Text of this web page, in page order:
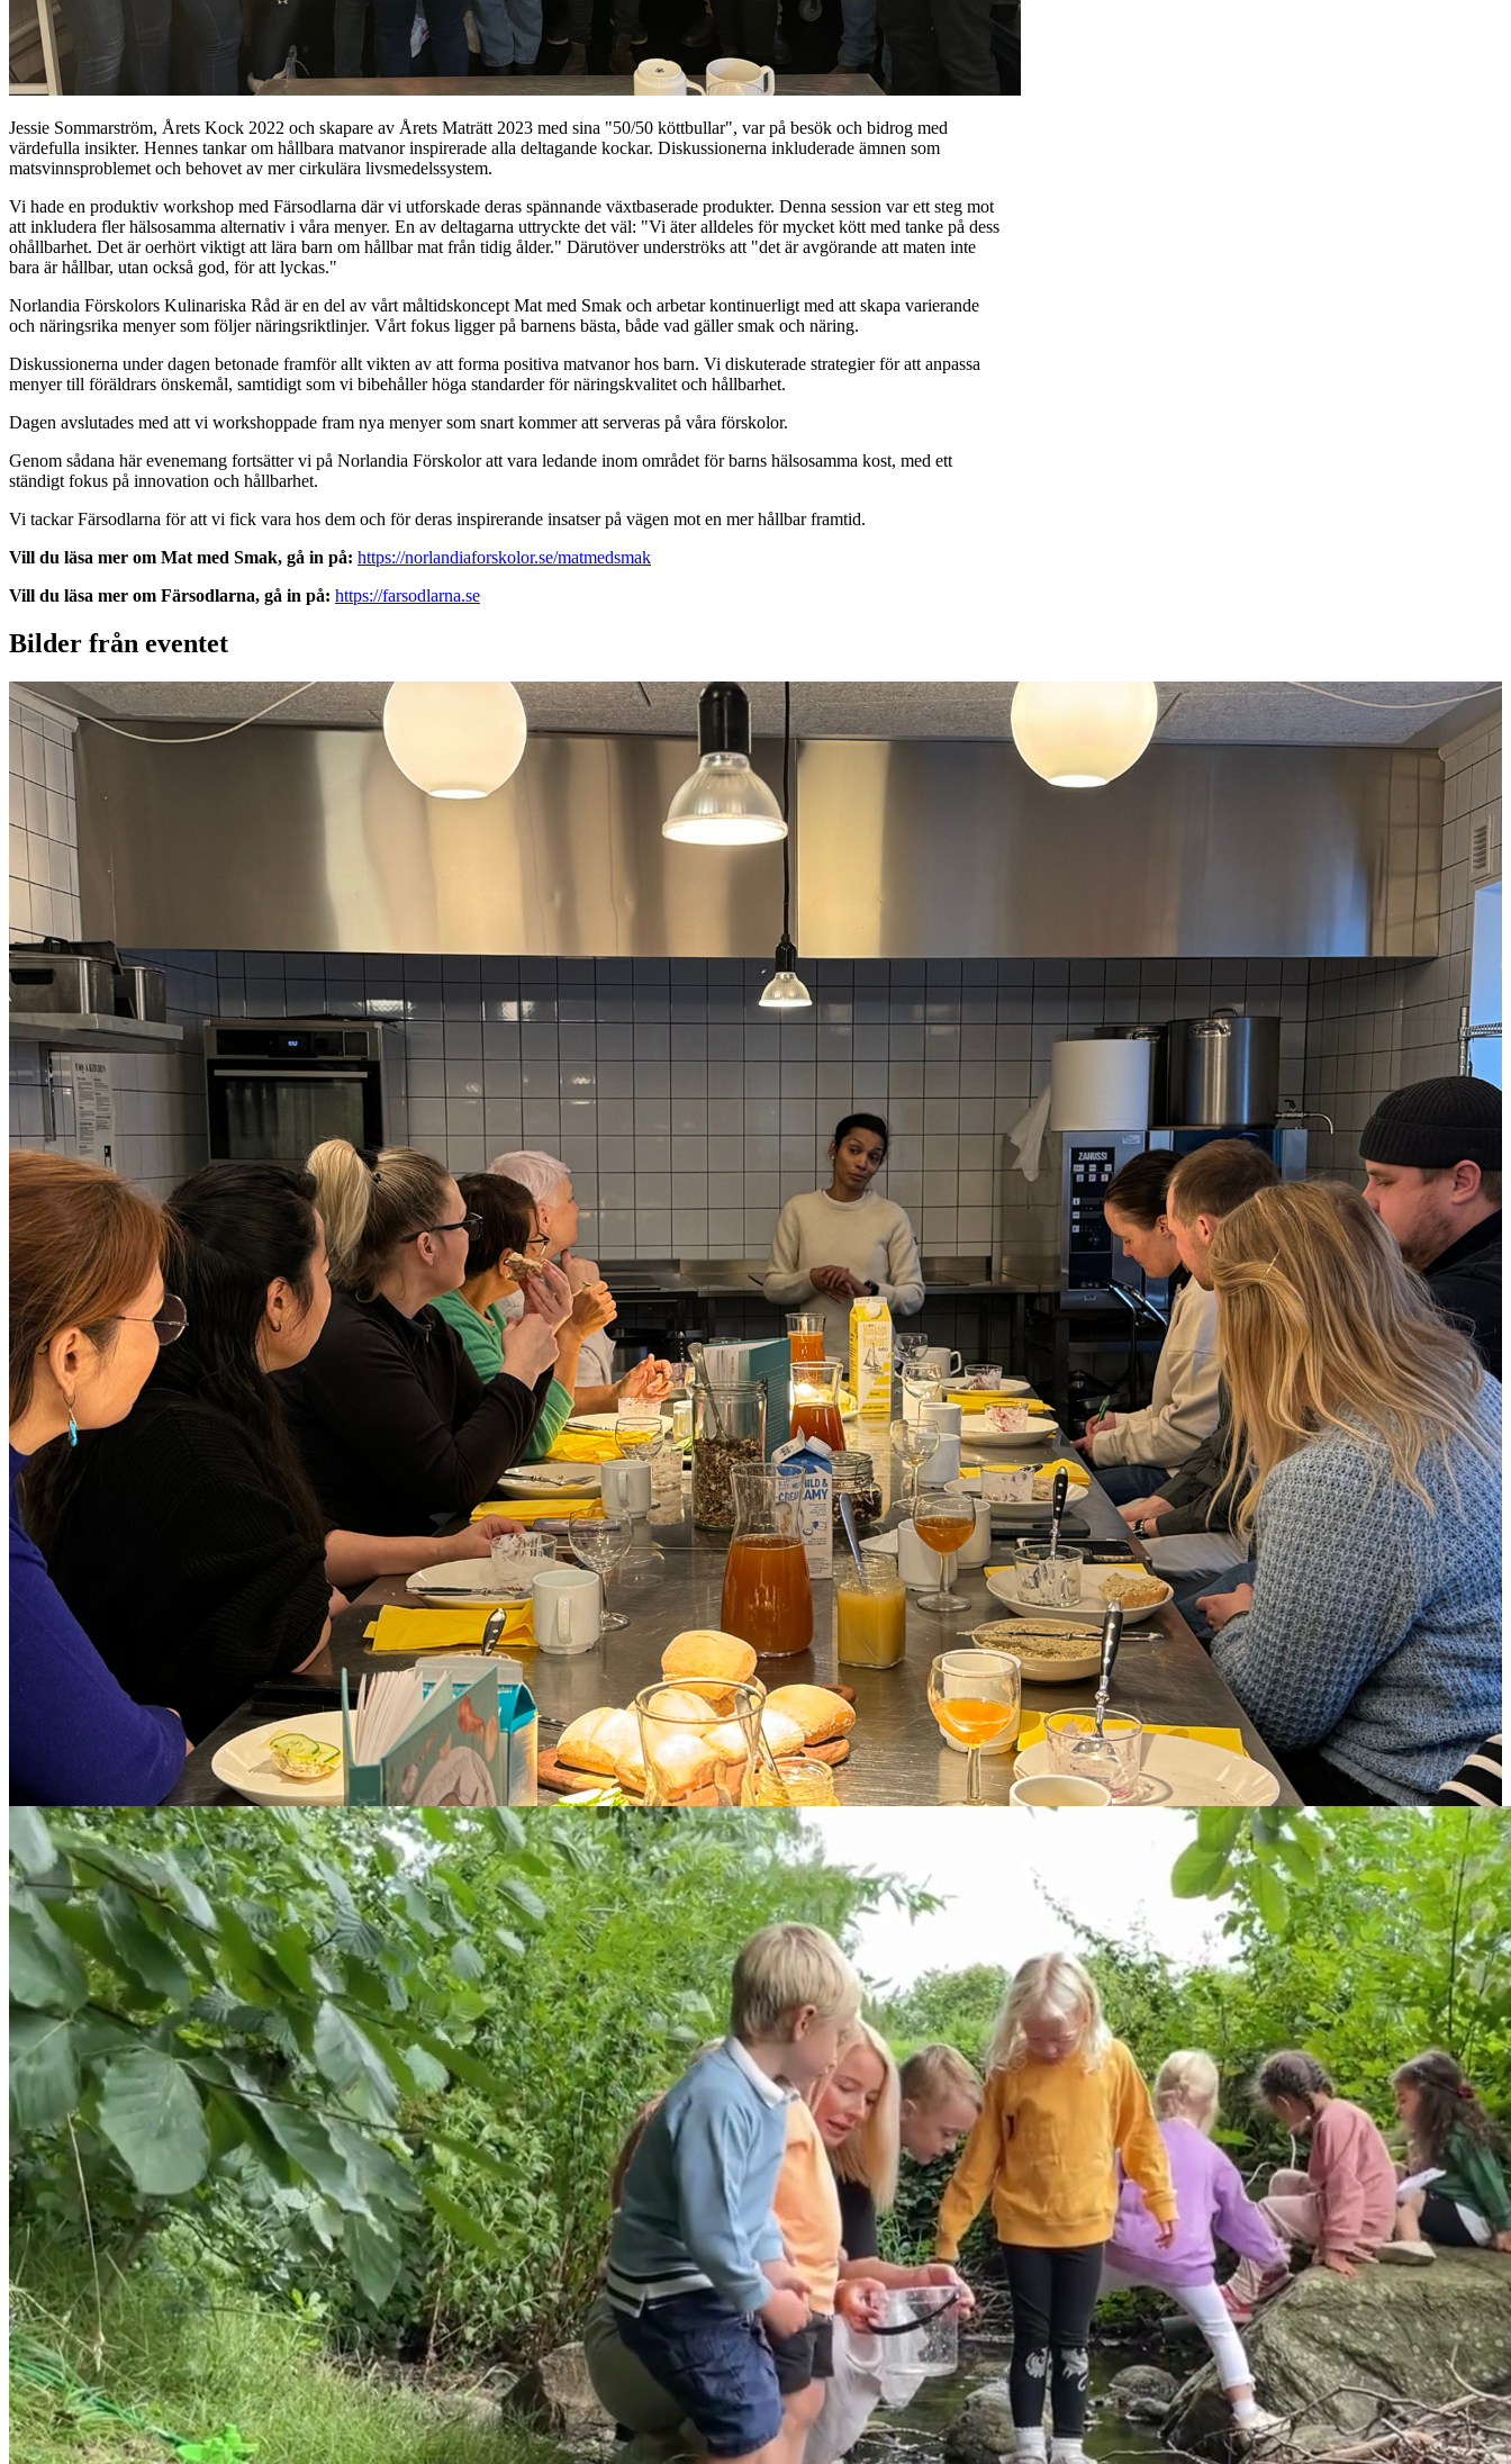
Jessie Sommarström, Årets Kock 2022 och skapare av Årets Maträtt 2023 med sina "50/50 köttbullar", var på besök och bidrog med
värdefulla insikter. Hennes tankar om hållbara matvanor inspirerade alla deltagande kockar. Diskussionerna inkluderade ämnen som
matsvinnsproblemet och behovet av mer cirkulära livsmedelssystem.
Vi hade en produktiv workshop med Färsodlarna där vi utforskade deras spännande växtbaserade produkter. Denna session var ett steg mot
att inkludera fler hälsosamma alternativ i våra menyer. En av deltagarna uttryckte det väl: "Vi äter alldeles för mycket kött med tanke på dess
ohållbarhet. Det är oerhört viktigt att lära barn om hållbar mat från tidig ålder." Därutöver underströks att "det är avgörande att maten inte
bara är hållbar, utan också god, för att lyckas."
Norlandia Förskolors Kulinariska Råd är en del av vårt måltidskoncept Mat med Smak och arbetar kontinuerligt med att skapa varierande
och näringsrika menyer som följer näringsriktlinjer. Vårt fokus ligger på barnens bästa, både vad gäller smak och näring.
Diskussionerna under dagen betonade framför allt vikten av att forma positiva matvanor hos barn. Vi diskuterade strategier för att anpassa
menyer till föräldrars önskemål, samtidigt som vi bibehåller höga standarder för näringskvalitet och hållbarhet.
Dagen avslutades med att vi workshoppade fram nya menyer som snart kommer att serveras på våra förskolor.
Genom sådana här evenemang fortsätter vi på Norlandia Förskolor att vara ledande inom området för barns hälsosamma kost, med ett
ständigt fokus på innovation och hållbarhet.
Vi tackar Färsodlarna för att vi fick vara hos dem och för deras inspirerande insatser på vägen mot en mer hållbar framtid.
Vill du läsa mer om Mat med Smak, gå in på: https://norlandiaforskolor.se/matmedsmak
Vill du läsa mer om Färsodlarna, gå in på: https://farsodlarna.se
Bilder från eventet